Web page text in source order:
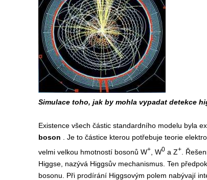
Simulace toho, jak by mohla vypadat detekce
Existence všech částic standardního modelu byla
boson
. Je to částice kterou potřebuje teorie
velmi velkou hmotností bosonů W+, W0a Z+.
Higgse, nazývá Higgsův mechanismus. Ten
bosonu. Při prodírání Higgsovým polem nabývají